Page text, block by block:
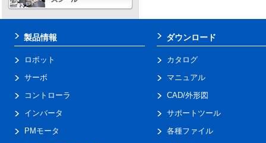
製品情報
ロボット
サーボ
コントローラ
インバータ
PMモータ
ダウンロード
カタログ
マニュアル
CAD/外形図
サポートツール
各種ファイル